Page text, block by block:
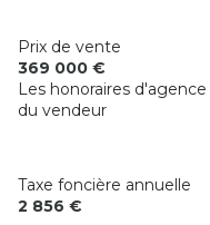
2 garage(s)
exposition Nord-Est
Prix de vente
369 000 €
Les honoraires
du vendeur
Taxe foncière annuelle
2 856 €